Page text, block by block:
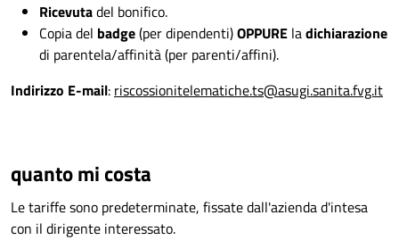
Ricevutadel bonifico.
Copia del badge(per dipendenti)OPPURE ladichiarazione
di parentela/affinità (per parenti/affini).
Indirizzo E-mail: riscossionitelematiche.ts@asugi.sanita.fvg.it
quanto mi costa
Le tariffe sono predeterminate, fissate dall'azienda d'intesa
con il dirigente interessato.